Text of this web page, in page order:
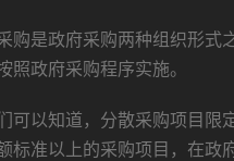
是政府采购两种组织形式
照政府采购程序实施。
以知道，分散采购项目限
标准以上的采购项目，在政